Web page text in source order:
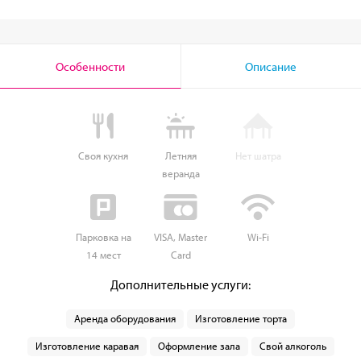
Особенности Описание
Своя кухня
Летняя
веранда
Нет шатра
Парковка на
14 мест
VISA, Master
Card
Wi-Fi
Дополнительные услуги:
Аренда оборудования Изготовление торта
Изготовление каравая Оформление зала Свой алкоголь